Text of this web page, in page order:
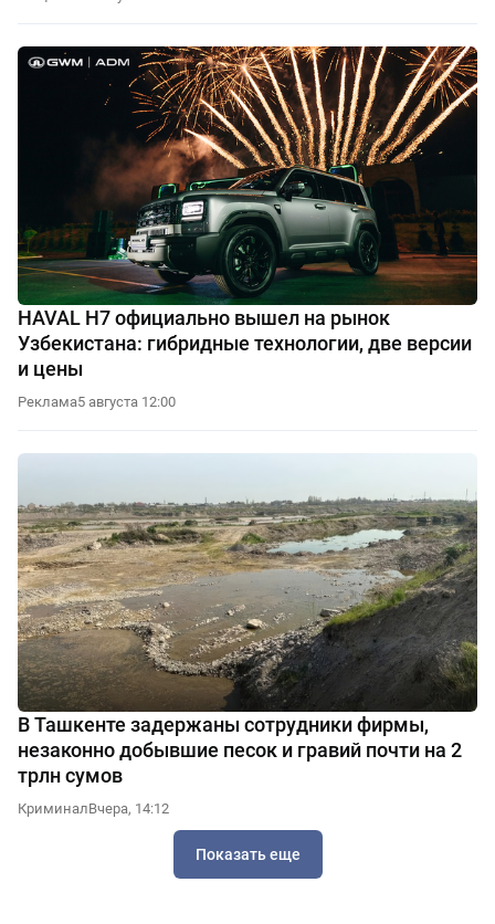
HAVAL H7 официально вышел на рынок
Узбекистана: гибридные технологии, две версии
и цены
Реклама5 августа 12:00
В Ташкенте задержаны сотрудники фирмы,
незаконно добывшие песок и гравий почти на 2
трлн сумов
КриминалВчера, 14:12
Показать еще